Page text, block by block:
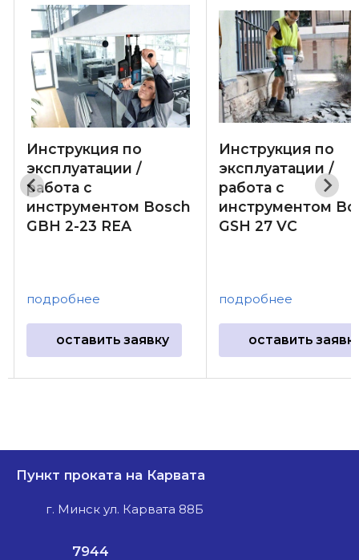
Инструкция по
эксплуатации /
работа с
инструментом Bosch
GBH 2-23 REA
подробнее
оставить заявку
Инструкция по
эксплуатации /
работа с
инструментом
GSH 27 VC
подробнее
оставить
Пункт проката на Карвата
г. Минск ул. Карвата 88Б
7944